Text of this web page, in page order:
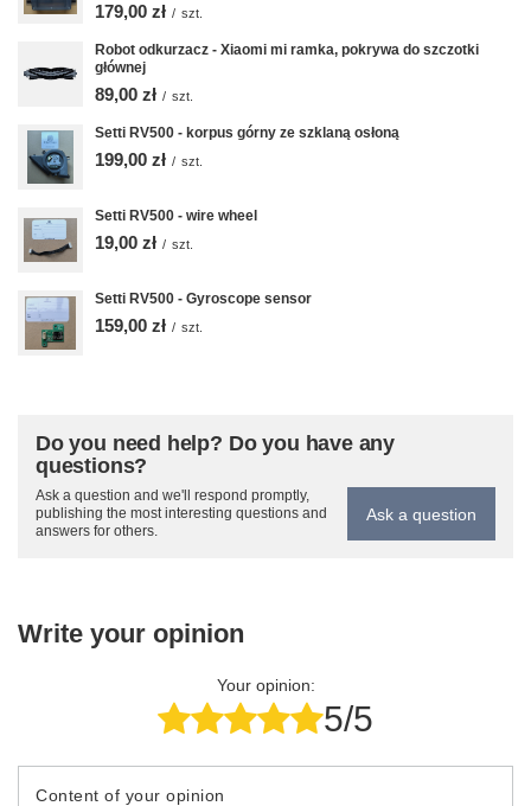
179,00 zł / szt.
Robot odkurzacz - Xiaomi mi ramka, pokrywa do szczotki
głównej
89,00 zł / szt.
Setti RV500 - korpus górny ze szklaną osłoną
199,00 zł / szt.
Setti RV500 - wire wheel
19,00 zł / szt.
Setti RV500 - Gyroscope sensor
159,00 zł / szt.
Do you need help? Do you have any
questions?
Ask a question and we'll respond promptly,
publishing the most interesting questions and
answers for others.
Ask a question
Write your opinion
Your opinion:
5/5
Content of your opinion